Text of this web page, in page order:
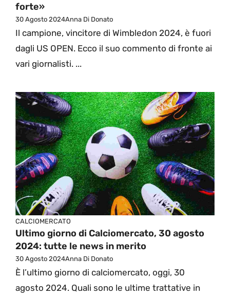
forte»
30 Agosto 2024Anna Di Donato
Il campione, vincitore di Wimbledon 2024, è fuori
dagli US OPEN. Ecco il suo commento di fronte ai
vari giornalisti. ...
CALCIOMERCATO
Ultimo giorno di Calciomercato, 30 agosto
2024: tutte le news in merito
30 Agosto 2024Anna Di Donato
È l’ultimo giorno di calciomercato, oggi, 30
agosto 2024. Quali sono le ultime trattative in